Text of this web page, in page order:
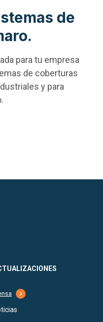
de
para tu empresa
de coberturas
y para